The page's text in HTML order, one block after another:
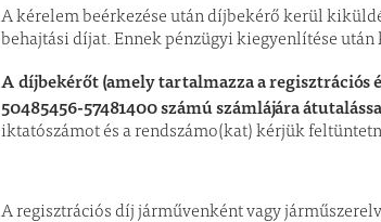
A kérelem beérkezése után díjbekérő kerül
behajtási díjat. Ennek pénzügyi kiegyenlítése
A díjbekérőt (amely tartalmazza a regisztrációs
50485456-57481400 számú számlájára
iktatószámot és a rendszámo(kat) kérjük
A regisztrációs díj járművenként vagy